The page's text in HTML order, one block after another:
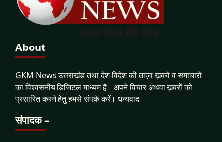
About
GKM News उत्तराखंड तथा देश-विदेश की ताज़ा ख़बरों व समाचारों
का विश्वसनीय डिजिटल माध्यम है। अपने विचार अथवा ख़बरों को
प्रसारित करने हेतु हमसे संपर्क करें। धन्यवाद
संपादक –